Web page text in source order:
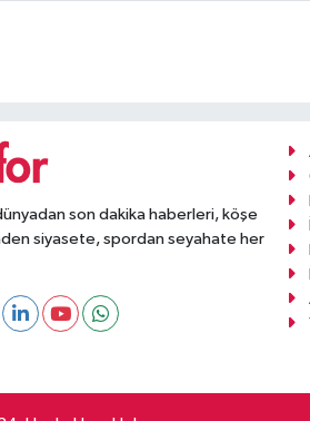
son dakika haberleri, köşe
siyasete, spordan seyahate her